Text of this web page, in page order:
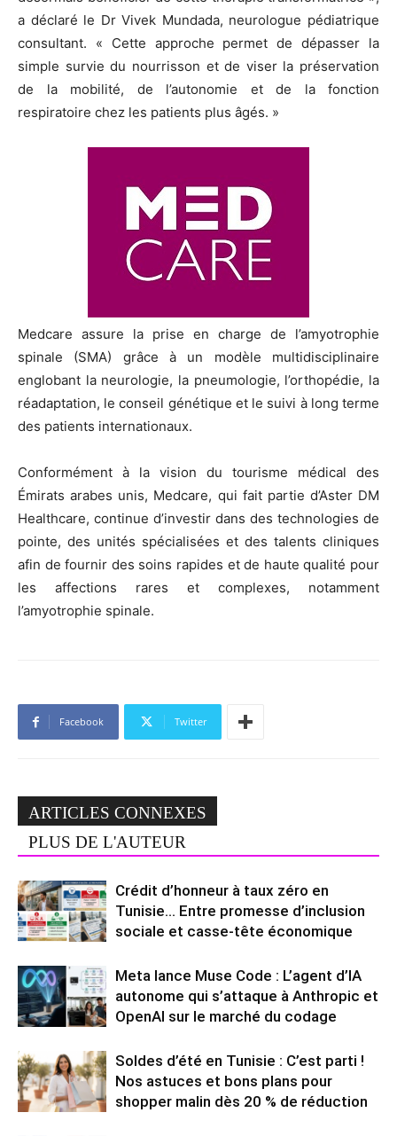
a déclaré le Dr Vivek Mundada, neurologue pédiatrique
consultant. « Cette approche permet de dépasser la
simple survie du nourrisson et de viser la préservation
de la mobilité, de l’autonomie et de la fonction
respiratoire chez les patients plus âgés. »
Medcare assure la prise en charge de l’amyotrophie
spinale (SMA) grâce à un modèle multidisciplinaire
englobant la neurologie, la pneumologie, l’orthopédie, la
réadaptation, le conseil génétique et le suivi à long terme
des patients internationaux.
Conformément à la vision du tourisme médical des
Émirats arabes unis, Medcare, qui fait partie d’Aster DM
Healthcare, continue d’investir dans des technologies de
pointe, des unités spécialisées et des talents cliniques
afin de fournir des soins rapides et de haute qualité pour
les affections rares et complexes, notamment
l’amyotrophie spinale.
Facebook Twitter
ARTICLES CONNEXES
PLUS DE L'AUTEUR
Crédit d’honneur à taux zéro en
Tunisie… Entre promesse d’inclusion
sociale et casse-tête économique
Meta lance Muse Code : L’agent d’IA
autonome qui s’attaque à Anthropic et
OpenAI sur le marché du codage
Soldes d’été en Tunisie : C’est parti !
Nos astuces et bons plans pour
shopper malin dès 20 % de réduction